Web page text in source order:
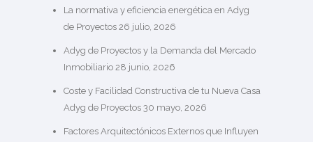
La normativa y eficiencia energética en Adyg
de Proyectos 26 julio, 2026
Adyg de Proyectos y la Demanda del Mercado
Inmobiliario 28 junio, 2026
Coste y Facilidad Constructiva de tu Nueva Casa
Adyg de Proyectos 30 mayo, 2026
Factores Arquitectónicos Externos que Influyen